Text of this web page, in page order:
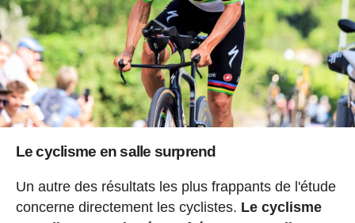
Le cyclisme en salle surprend
Un autre des résultats les plus frappants de l'étude
concerne directement les cyclistes. Le cyclisme